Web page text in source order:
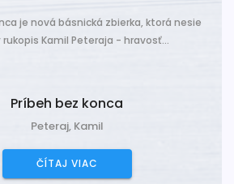
je nová básnická zbierka, ktorá nesie
Kamil Peteraja - hravosť...
Príbeh bez konca
Peteraj, Kamil
ČÍTAJ VIAC